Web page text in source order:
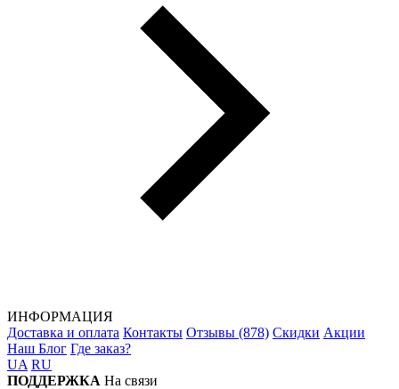
ИНФОРМАЦИЯ
Доставка и оплата Контакты Отзывы (878) Скидки Акции
Наш Блог Где заказ?
UA RU
ПОДДЕРЖКА На связи